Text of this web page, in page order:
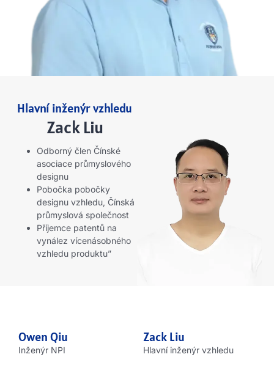
Hlavní inženýr vzhledu
Zack Liu
Odborný člen Čínské
asociace průmyslového
designu
Pobočka pobočky
designu vzhledu, Čínská
průmyslová společnost
Příjemce patentů na
vynález vícenásobného
vzhledu produktu”
Owen Qiu
Inženýr NPI
Zack Liu
Hlavní inženýr vzhledu